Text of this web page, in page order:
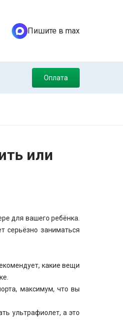
Пишите в max
Оплата
или
для вашего ребёнка.
серьёзно заниматься
какие вещи
максимум, что вы
ультрафиолет, а это